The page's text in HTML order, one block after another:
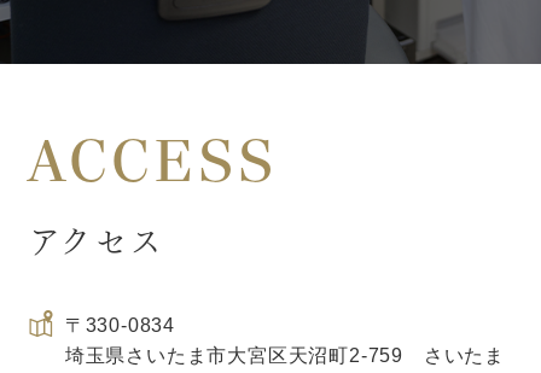
ACCESS
アクセス
〒330-0834
埼玉県さいたま市大宮区天沼町2-759 さいたま